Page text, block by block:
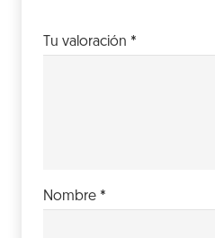
Tu valoración *
Nombre *